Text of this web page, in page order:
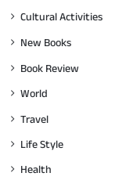
Cultural Activities
New Books
Book Review
World
Travel
Life Style
Health